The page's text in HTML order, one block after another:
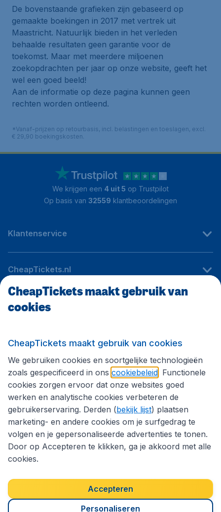
De bovenstaande grafieken zijn gebaseerd op
gemaakte boekingen in 2017 met vertrek uit
Maastricht. Natuurlijk bieden in het verleden
behaalde resultaten geen garantie voor de
toekomst. Maar met meerdere miljoenen
zoekopdrachten per jaar op onze website, geeft het
wel een goed beeld!
Aan de informatie op deze pagina kunnen geen
rechten worden ontleend.
*Vanaf-prijzen op retourbasis, incl. belastingen en toeslagen, excl.
€ 29,90 boekingskosten.
We krijgen een 4 uit 5 op Trustpilot
Op basis van 32559 klantbeoordelingen
Klantenservice
CheapTickets.nl
Internationale sites
Volg CheapTickets.nl
Privacybeleid
Copyright © 2026
CheapTickets maakt gebruik van
cookies
CheapTickets maakt gebruik van cookies
We gebruiken cookies en soortgelijke technologieën
zoals gespecificeerd in ons cookiebeleid . Functionele
cookies zorgen ervoor dat onze websites goed
werken en analytische cookies verbeteren de
gebruikerservaring. Derden (bekijk lijst) plaatsen
marketing- en andere cookies om je surfgedrag te
volgen en je gepersonaliseerde advertenties te tonen.
Door op Accepteren te klikken, ga je akkoord met alle
cookies.
Accepteren
Personaliseren